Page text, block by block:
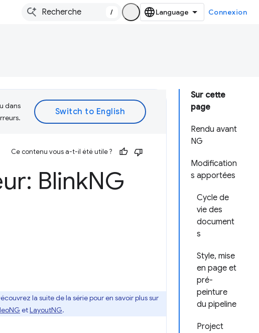
/ Connexion
Sur cette
page
Rendu avant
NG
Modification
s apportées
Cycle de
vie des
document
s
Style, mise
en page et
pré-
peinture
du pipeline
Project
dans
Ce contenu vous a-t-il été utile ?
BlinkNG
la suite de la série pour en savoir plus sur
etLayoutNG.